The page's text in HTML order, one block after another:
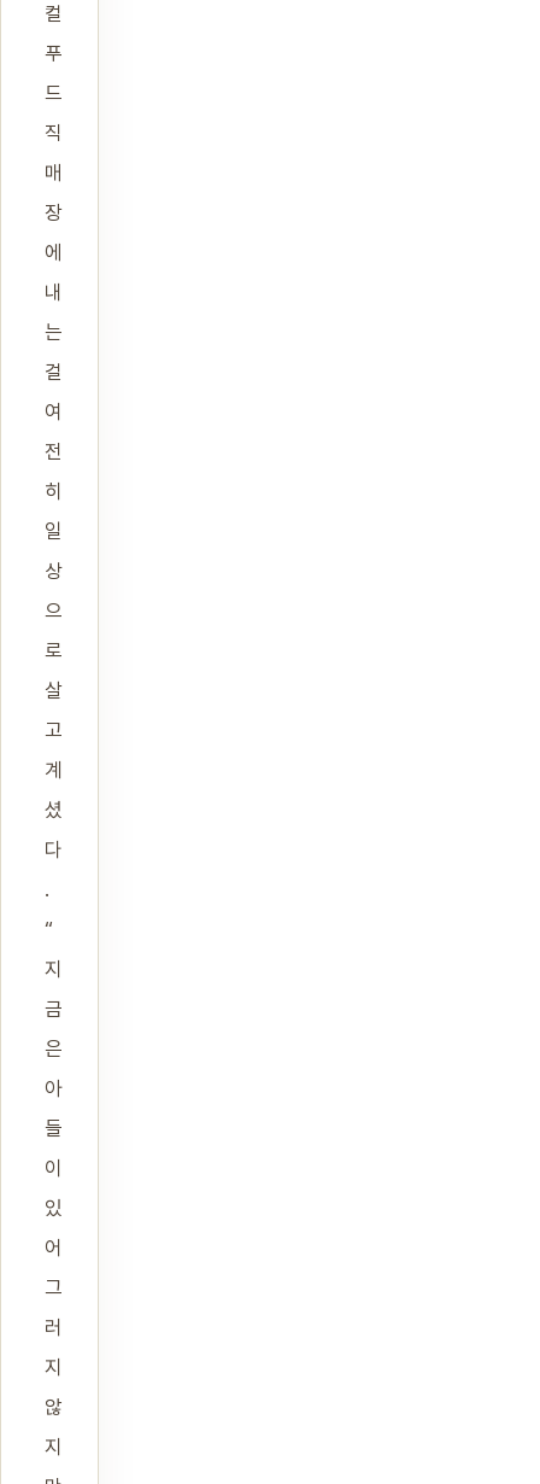
컬
푸
드
직
매
장
에
내
는
걸
여
전
히
일
상
으
로
살
고
계
셨
다
.
“
지
금
은
아
들
이
있
어
그
러
지
않
지